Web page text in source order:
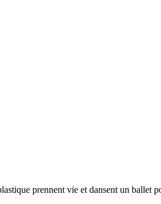
prennent vie et dansent un ballet